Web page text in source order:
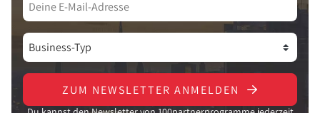
ZUM NEWSLETTER ANMELDEN